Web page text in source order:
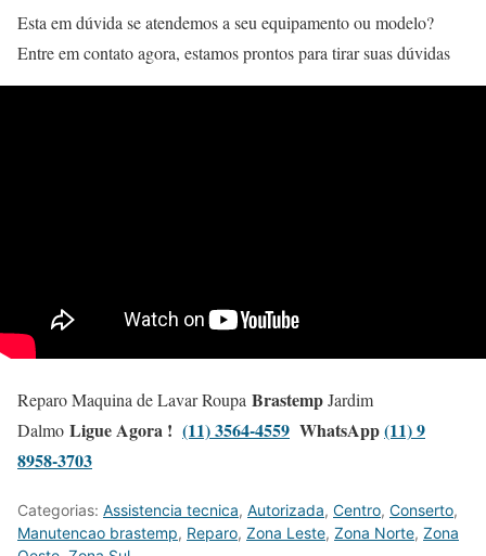
Esta em dúvida se atendemos a seu equipamento ou modelo?
Entre em contato agora, estamos prontos para tirar suas dúvidas
Reparo Maquina de Lavar Roupa BrastempJardim
Dalmo Ligue Agora ! (11) 3564-4559 WhatsApp(11) 9
8958-3703
Categorias: Assistencia tecnica, Autorizada, Centro, Conserto,
Manutencao brastemp, Reparo, Zona Leste, Zona Norte, Zona